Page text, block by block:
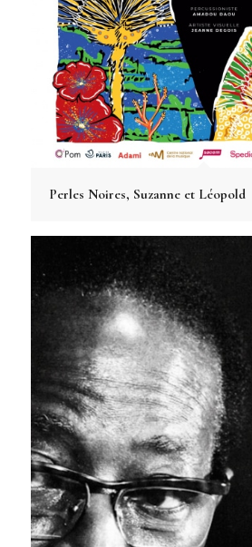
Perles Noires, Suzanne et Léopold